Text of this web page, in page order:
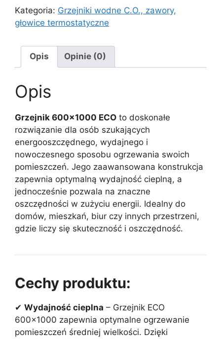
Kategoria: Grzejniki wodne C.O., zawory,
głowice termostatyczne
Opis Opinie (0)
Opis
Grzejnik 600×1000 ECO to doskonałe
rozwiązanie dla osób szukających
energooszczędnego, wydajnego i
nowoczesnego sposobu ogrzewania swoich
pomieszczeń. Jego zaawansowana konstrukcja
zapewnia optymalną wydajność cieplną, a
jednocześnie pozwala na znaczne
oszczędności w zużyciu energii. Idealny do
domów, mieszkań, biur czy innych przestrzeni,
gdzie liczy się skuteczność i oszczędność.
Cechy produktu:
✔ Wydajność cieplna – Grzejnik ECO
600×1000 zapewnia optymalne ogrzewanie
pomieszczeń średniej wielkości. Dzięki